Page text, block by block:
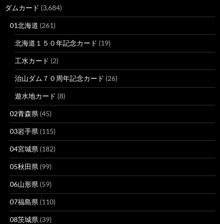
ダムカード (3,684)
01北海道 (261)
北海道１５０年記念カード (19)
工水カード (2)
治山ダム７０周年記念カード (26)
遊水地カード (8)
02青森県 (45)
03岩手県 (115)
04宮城県 (182)
05秋田県 (99)
06山形県 (59)
07福島県 (110)
08茨城県 (39)